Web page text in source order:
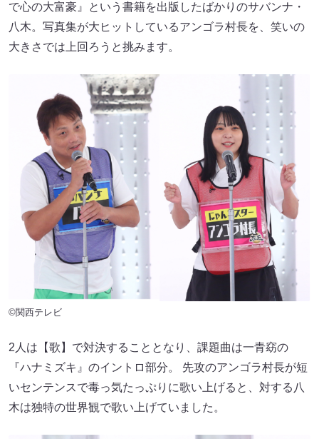
で心の大富豪』という書籍を出版したばかりのサバンナ・
八木。写真集が大ヒットしているアンゴラ村長を、笑いの
大きさでは上回ろうと挑みます。
©関西テレビ
2人は【歌】で対決することとなり、課題曲は一青窈の
『ハナミズキ』のイントロ部分。 先攻のアンゴラ村長が短
いセンテンスで毒っ気たっぷりに歌い上げると、対する八
木は独特の世界観で歌い上げていました。